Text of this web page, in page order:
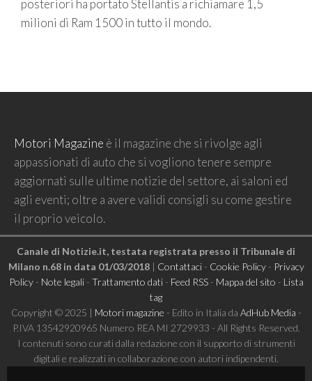
posteriori ha portato Stellantis a richiamare 1,5
milioni di Ram 1500 in tutto il mondo.
Motori Magazine è il magazine che si rivolge agli
appassionati di auto che si vogliono tenere sempre
aggiornati sulle ultime notizie del settore, ai saloni ed
agli eventi; oltre a avere validi consigli su come gestire
il proprio veicolo.
Canale di Notizie.it, testata registrata presso il Tribunale di
Milano n.68 in data 01/03/2018| Contattaci- Cookie Policy- Privacy
Policy- Note legali- Trattamento dati- Feed RSS- Mappa del sito - Lista
tag
Copyright © 2025 | Motori magazine - Edito in Italia da AdHub Media -
P.IVA 13542920965 Numero REA MI 2729933 - All Rights Reserved.
I contenuti sono curati dalla redazione con il supporto di strumenti
digitali e realizzati in collaborazione con autori indipendenti.